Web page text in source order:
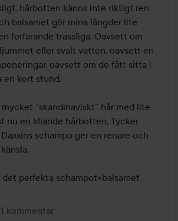
hårbotten känns inte riktigt ren
balsamet gör mina längder lite
forfarande trassliga. Oavsett om
eller svalt vatten, oavsett en
oavsett om de fått sitta i
en kort stund.
”skandinaviskt” hår med lite
nu en kliande hårbotten. Tycker
schampo ger en renare och
perfekta schampot+balsamet
1 kommentar